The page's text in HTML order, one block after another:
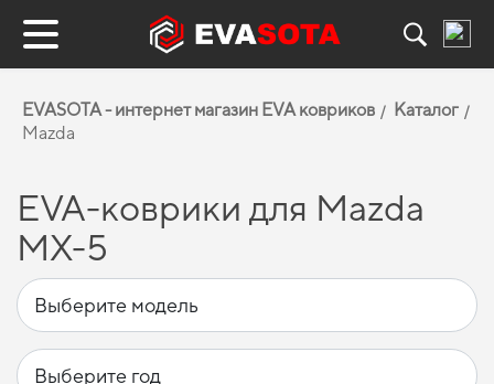
EVASOTA - интернет магазин EVA ковриков
Каталог
Mazda
EVA-коврики для Mazda
MX-5